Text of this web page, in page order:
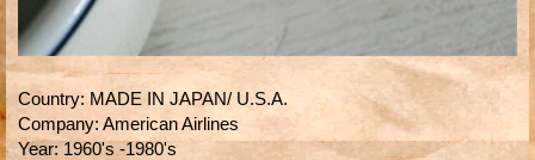
Country: MADE IN JAPAN/ U.S.A.
Company: American Airlines
Year: 1960's -1980's